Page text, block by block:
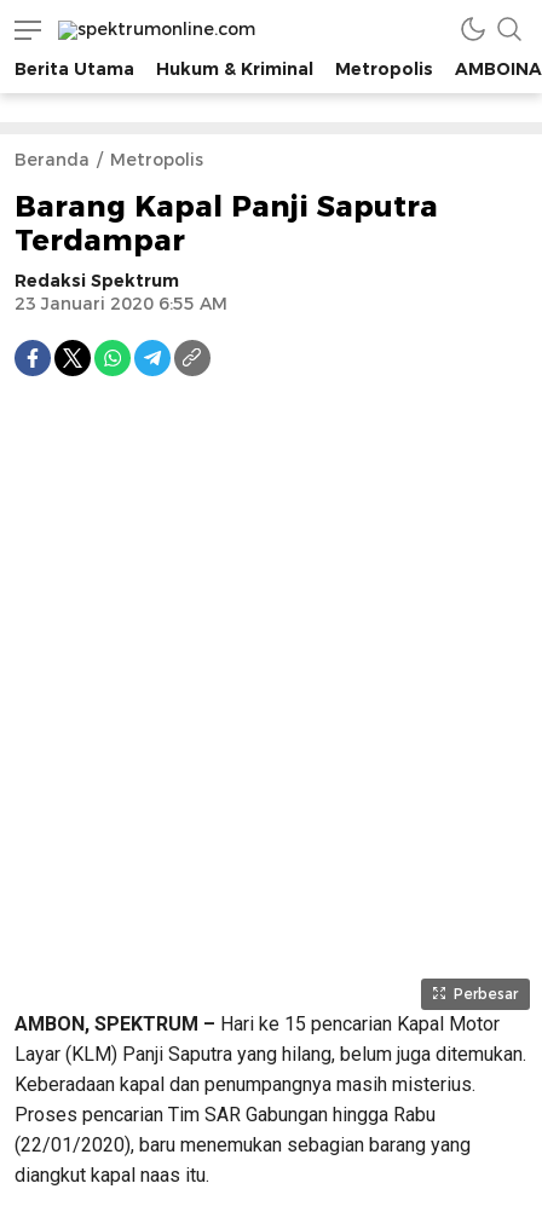
spektrumonline.com
Berita Utama Hukum & Kriminal Metropolis AMBOINA
Beranda Metropolis
Barang Kapal Panji Saputra
Terdampar
Redaksi Spektrum
23 Januari 2020 6:55 AM
Perbesar
AMBON, SPEKTRUM – Hari ke 15 pencarian Kapal Motor
Layar (KLM) Panji Saputra yang hilang, belum juga ditemukan.
Keberadaan kapal dan penumpangnya masih misterius.
Proses pencarian Tim SAR Gabungan hingga Rabu
(22/01/2020), baru menemukan sebagian barang yang
diangkut kapal naas itu.